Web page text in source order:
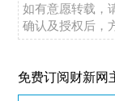
如有意愿转载，
确认及授权后，
免费订阅财新网